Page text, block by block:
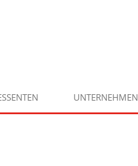
UNTERNEHMEN